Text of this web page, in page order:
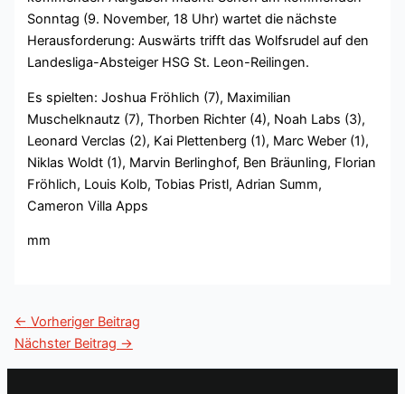
Sonntag (9. November, 18 Uhr) wartet die nächste
Herausforderung: Auswärts trifft das Wolfsrudel auf den
Landesliga-Absteiger HSG St. Leon-Reilingen.
Es spielten: Joshua Fröhlich (7), Maximilian
Muschelknautz (7), Thorben Richter (4), Noah Labs (3),
Leonard Verclas (2), Kai Plettenberg (1), Marc Weber (1),
Niklas Woldt (1), Marvin Berlinghof, Ben Bräunling, Florian
Fröhlich, Louis Kolb, Tobias Pristl, Adrian Summ,
Cameron Villa Apps
mm
← Vorheriger Beitrag
Nächster Beitrag →